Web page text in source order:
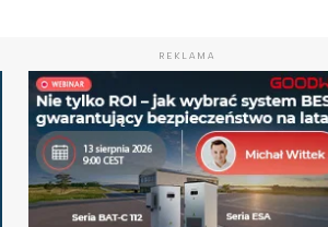
REKLAMA